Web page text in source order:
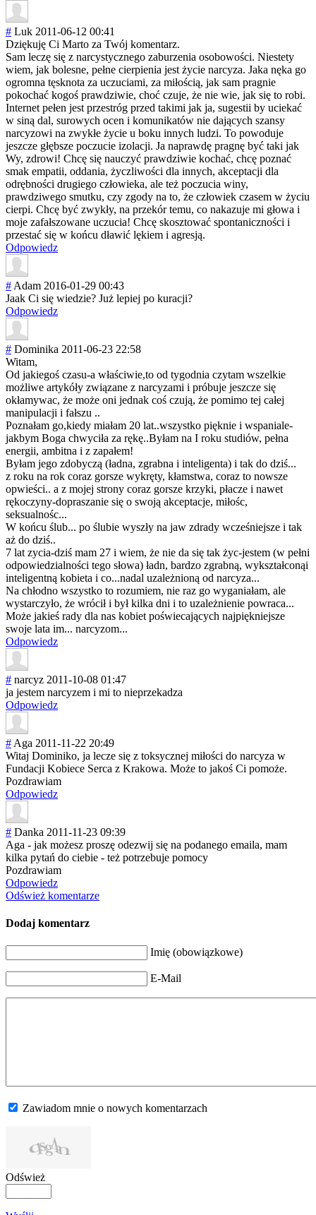
# Luk 2011-06-12 00:41
Dziękuję Ci Marto za Twój komentarz.
Sam leczę się z narcystycznego zaburzenia osobowości. Niestety
wiem, jak bolesne, pełne cierpienia jest życie narcyza. Jaka nęka go
ogromna tęsknota za uczuciami, za miłością, jak sam pragnie
pokochać kogoś prawdziwie, choć czuje, że nie wie, jak się to robi.
Internet pełen jest przestróg przed takimi jak ja, sugestii by uciekać
w siną dal, surowych ocen i komunikatów nie dających szansy
narcyzowi na zwykłe życie u boku innych ludzi. To powoduje
jeszcze głębsze poczucie izolacji. Ja naprawdę pragnę być taki jak
Wy, zdrowi! Chcę się nauczyć prawdziwie kochać, chcę poznać
smak empatii, oddania, życzliwości dla innych, akceptacji dla
odrębności drugiego człowieka, ale też poczucia winy,
prawdziwego smutku, czy zgody na to, że człowiek czasem w życiu
cierpi. Chcę być zwykły, na przekór temu, co nakazuje mi głowa i
moje zafałszowane uczucia! Chcę skosztować spontaniczności i
przestać się w końcu dławić lękiem i agresją.
Odpowiedz
# Adam 2016-01-29 00:43
Jaak Ci się wiedzie? Już lepiej po kuracji?
Odpowiedz
# Dominika 2011-06-23 22:58
Witam,
Od jakiegoś czasu-a właściwie,to od tygodnia czytam wszelkie
możliwe artykóły związane z narcyzami i próbuje jeszcze się
okłamywac, że może oni jednak coś czują, że pomimo tej całej
manipulacji i fałszu ..
Poznałam go,kiedy miałam 20 lat..wszystko pięknie i wspaniale-
jakbym Boga chwyciła za rękę..Byłam na I roku studiów, pełna
energii, ambitna i z zapałem!
Byłam jego zdobyczą (ładna, zgrabna i inteligenta) i tak do dziś...
z roku na rok coraz gorsze wykręty, kłamstwa, coraz to nowsze
opwieści.. a z mojej strony coraz gorsze krzyki, płacze i nawet
rękoczyny-dopraszanie się o swoją akceptacje, miłośc,
seksualnośc...
W końcu ślub... po ślubie wyszły na jaw zdrady wcześniejsze i tak
aż do dziś..
7 lat zycia-dziś mam 27 i wiem, że nie da się tak życ-jestem (w pełni
odpowiedzialności tego słowa) ładn, bardzo zgrabną, wykształconąi
inteligentną kobieta i co...nadal uzależnioną od narcyza...
Na chłodno wszystko to rozumiem, nie raz go wyganiałam, ale
wystarczyło, że wrócił i był kilka dni i to uzależnienie powraca...
Może jakieś rady dla nas kobiet poświecających najpiękniejsze
swoje lata im... narcyzom...
Odpowiedz
# narcyz 2011-10-08 01:47
ja jestem narcyzem i mi to nieprzekadza
Odpowiedz
# Aga 2011-11-22 20:49
Witaj Dominiko, ja lecze się z toksycznej miłości do narcyza w
Fundacji Kobiece Serca z Krakowa. Może to jakoś Ci pomoże.
Pozdrawiam
Odpowiedz
# Danka 2011-11-23 09:39
Aga - jak możesz proszę odezwij się na podanego emaila, mam
kilka pytań do ciebie - też potrzebuje pomocy
Pozdrawiam
Odpowiedz
Odśwież komentarze
Dodaj komentarz
Imię (obowiązkowe)
E-Mail
Zawiadom mnie o nowych komentarzach
Odśwież